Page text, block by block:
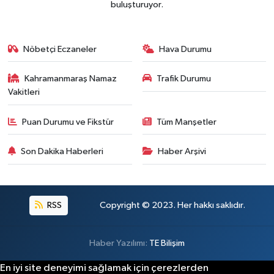
buluşturuyor.
Nöbetçi Eczaneler Hava Durumu
Kahramanmaraş Namaz
Vakitleri
Trafik Durumu
Puan Durumu ve Fikstür Tüm Manşetler
Son Dakika Haberleri Haber Arşivi
RSS Copyright © 2023. Her hakkı saklıdır.
Haber Yazılımı: TE Bilişim
En iyi site deneyimi sağlamak için çerezlerden